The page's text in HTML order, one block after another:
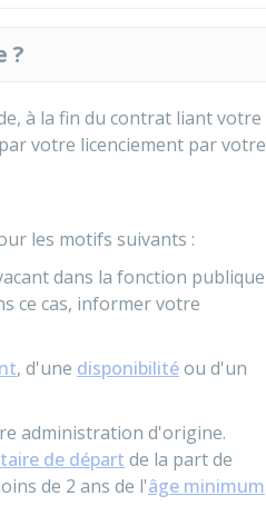
?
à la fin du contrat liant votre
votre licenciement par votre
les motifs suivants :
dans la fonction publique
ce cas, informer votre
, d'une disponibilitéou d'un
administration d'origine.
de départ de la part de
de 2 ans de l'âge minimum